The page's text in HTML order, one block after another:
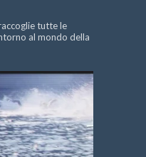
tutte le
al mondo della